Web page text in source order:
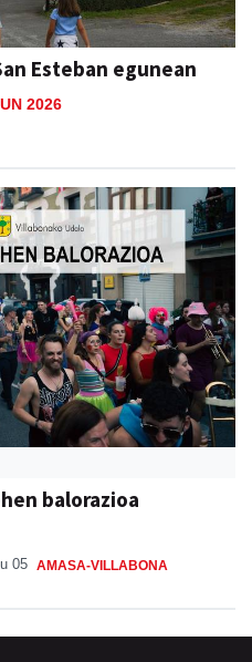
Esteban egunean
2026
balorazioa
05 AMASA-VILLABONA